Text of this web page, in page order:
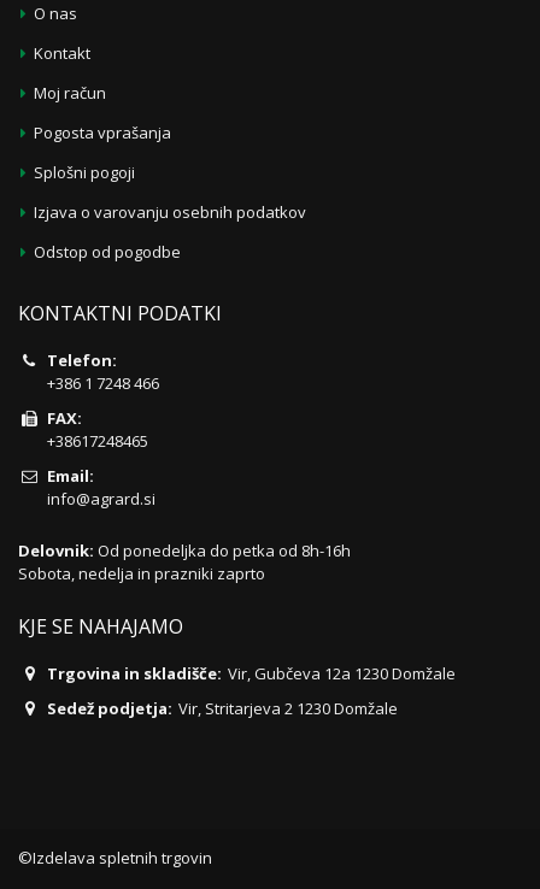
O nas
Kontakt
Moj račun
Pogosta vprašanja
Splošni pogoji
Izjava o varovanju osebnih podatkov
Odstop od pogodbe
KONTAKTNI PODATKI
Telefon:
+386 1 7248 466
FAX:
+38617248465
Email:
info@agrard.si
Delovnik: Od ponedeljka do petka od 8h-16h
Sobota, nedelja in prazniki zaprto
KJE SE NAHAJAMO
Trgovina in skladišče: Vir, Gubčeva 12a 1230 Domžale
Sedež podjetja: Vir, Stritarjeva 2 1230 Domžale
©Izdelava spletnih trgovin